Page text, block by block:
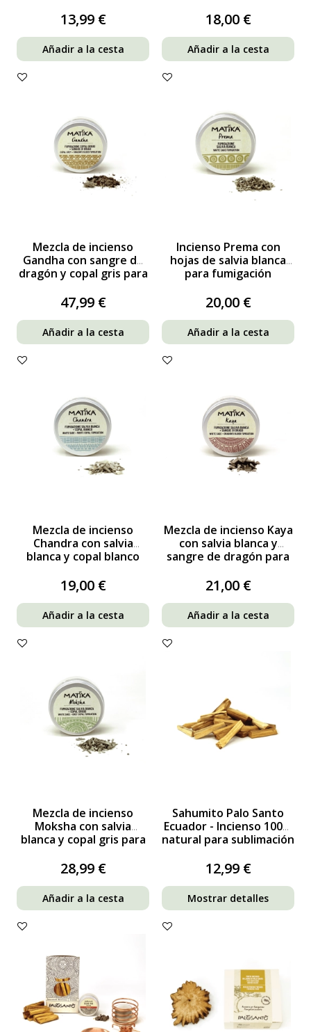
13,99 €
Añadir a la cesta
fumigación
18,00 €
Añadir a la cesta
Mezcla de incienso
Gandha con sangre de
dragón y copal gris para
47,99 €
Añadir a la cesta
Incienso Prema con
hojas de salvia blanca
para fumigación
20,00 €
Añadir a la cesta
Mezcla de incienso
Chandra con salvia
blanca y copal blanco
19,00 €
Añadir a la cesta
Mezcla de incienso Kaya
con salvia blanca y
sangre de dragón para
21,00 €
Añadir a la cesta
Mezcla de incienso
Moksha con salvia
blanca y copal gris para
28,99 €
Añadir a la cesta
Sahumito Palo Santo
Ecuador - Incienso 100%
natural para sublimación
12,99 €
Mostrar detalles